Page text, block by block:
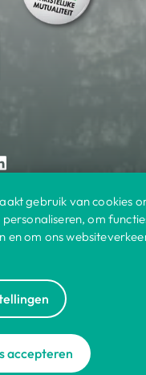
| Contact
Disclaimer |
gebruik van cookies
om
en om ons
accepteren